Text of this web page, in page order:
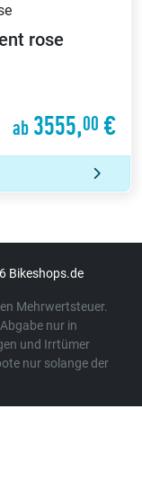
rose
ab 3555,00 €
Bikeshops.de
Mehrwertsteuer.
nur in
und Irrtümer
nur solange der